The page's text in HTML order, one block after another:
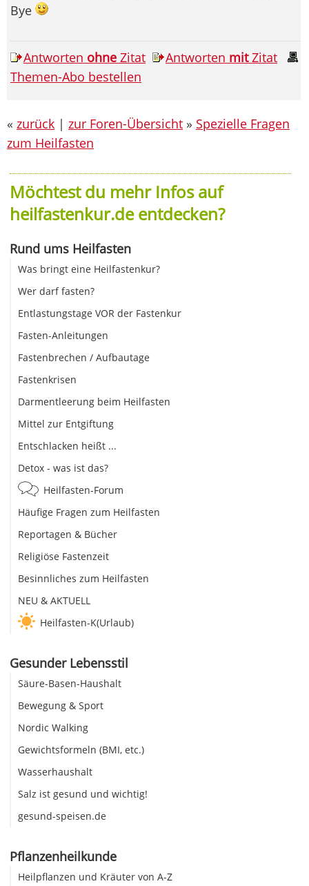
Bye
Antworten ohne Zitat Antworten mitZitat
Themen-Abo bestellen
« zurück | zur Foren-Übersicht » Spezielle Fragen
zum Heilfasten
Möchtest du mehr Infos auf
heilfastenkur.de entdecken?
Rund ums Heilfasten
Was bringt eine Heilfastenkur?
Wer darf fasten?
Entlastungstage VOR der Fastenkur
Fasten-Anleitungen
Fastenbrechen / Aufbautage
Fastenkrisen
Darmentleerung beim Heilfasten
Mittel zur Entgiftung
Entschlacken heißt ...
Detox - was ist das?
Heilfasten-Forum
Häufige Fragen zum Heilfasten
Reportagen & Bücher
Religiöse Fastenzeit
Besinnliches zum Heilfasten
NEU & AKTUELL
Heilfasten-K(Urlaub)
Gesunder Lebensstil
Säure-Basen-Haushalt
Bewegung & Sport
Nordic Walking
Gewichtsformeln (BMI, etc.)
Wasserhaushalt
Salz ist gesund und wichtig!
gesund-speisen.de
Pflanzenheilkunde
Heilpflanzen und Kräuter von A-Z